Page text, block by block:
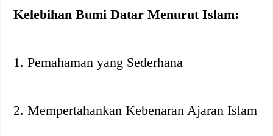
Kelebihan Bumi Datar Menurut Islam:
1. Pemahaman yang Sederhana
2. Mempertahankan Kebenaran Ajaran Islam